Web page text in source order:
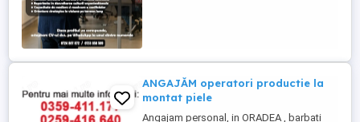
ANGAJĂM operatori productie la
montat piele
Angajam personal, in ORADEA , barbati